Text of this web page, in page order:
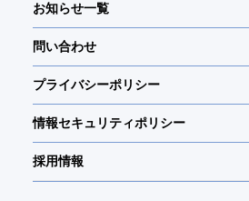
お知らせ一覧
問い合わせ
プライバシーポリシー
情報セキュリティポリシー
採用情報